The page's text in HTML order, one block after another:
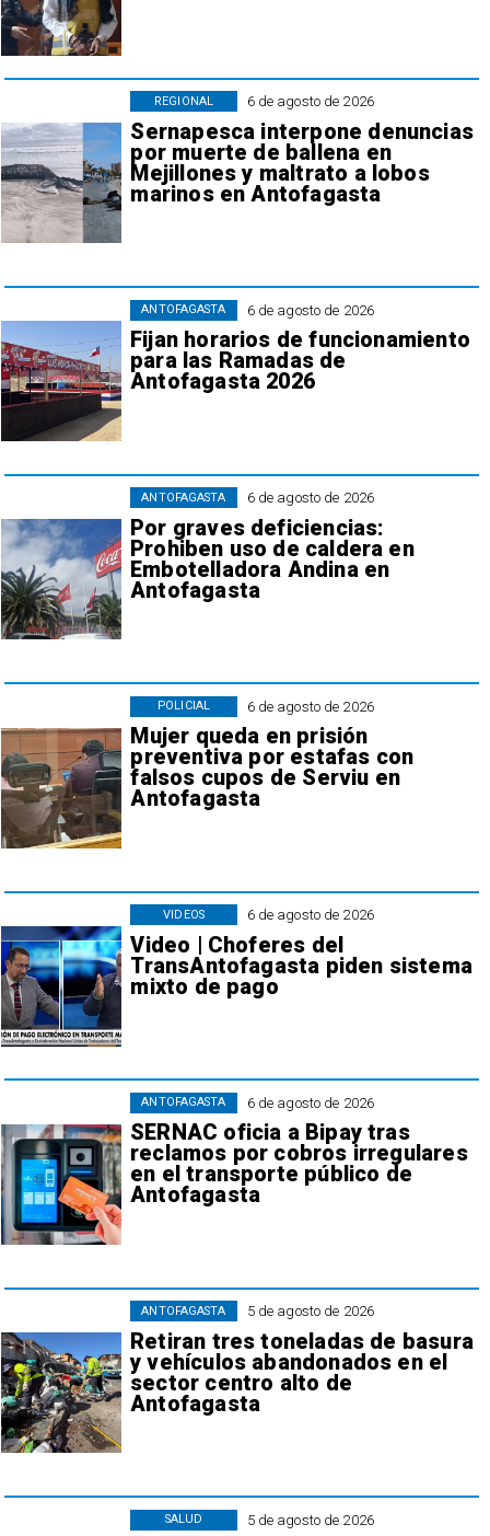
6 de agosto de 2026
Sernapesca interpone denuncias
por muerte de ballena en
Mejillones y maltrato a lobos
marinos en Antofagasta
REGIONAL
6 de agosto de 2026
Fijan horarios de funcionamiento
para las Ramadas de
Antofagasta 2026
ANTOFAGASTA
6 de agosto de 2026
Por graves deficiencias:
Prohiben uso de caldera en
Embotelladora Andina en
Antofagasta
ANTOFAGASTA
6 de agosto de 2026
Mujer queda en prisión
preventiva por estafas con
falsos cupos de Serviu en
Antofagasta
POLICIAL
6 de agosto de 2026
Video | Choferes del
TransAntofagasta piden sistema
mixto de pago
VIDEOS
6 de agosto de 2026
SERNAC oficia a Bipay tras
reclamos por cobros irregulares
en el transporte público de
Antofagasta
ANTOFAGASTA
5 de agosto de 2026
Retiran tres toneladas de basura
y vehículos abandonados en el
sector centro alto de
Antofagasta
ANTOFAGASTA
5 de agosto de 2026
SALUD